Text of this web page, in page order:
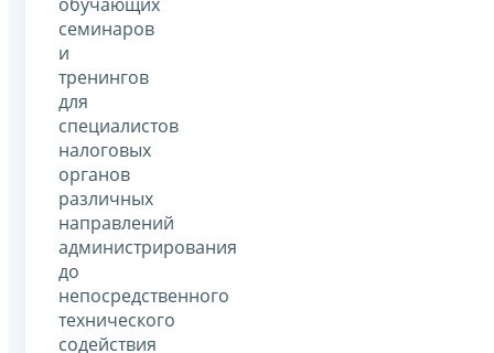
семинаров
и
тренингов
для
специалистов
налоговых
органов
различных
направлений
администрирования
до
непосредственного
технического
содействия